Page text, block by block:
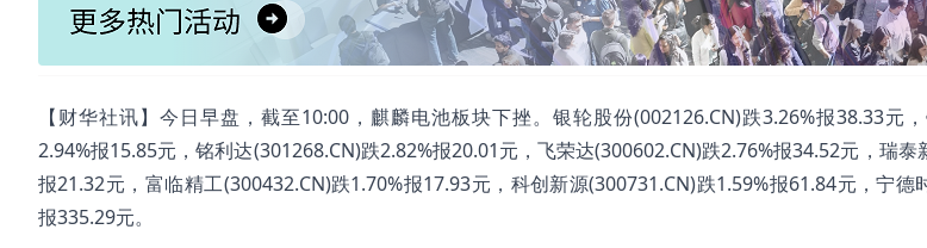
【财华社讯】今日早盘，截至10:00，麒麟电池板块下挫。银轮股份(002126.CN)跌3.26%报38.33元
2.94%报15.85元，铭利达(301268.CN)跌2.82%报20.01元，飞荣达(300602.CN)跌2.76%报34.52元，瑞泰
报21.32元，富临精工(300432.CN)跌1.70%报17.93元，科创新源(300731.CN)跌1.59%报61.84元，宁德
报335.29元。